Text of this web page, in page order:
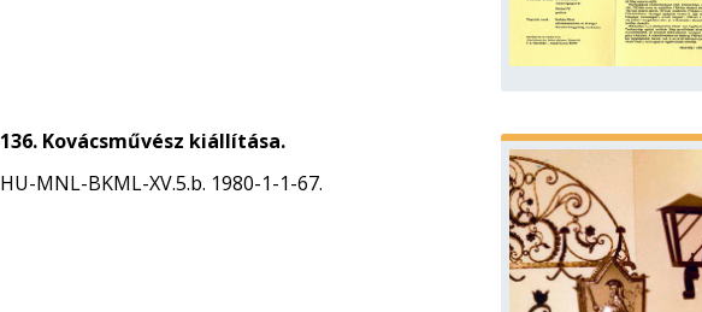
136. Kovácsművész kiállítása.
HU-MNL-BKML-XV.5.b. 1980-1-1-67.